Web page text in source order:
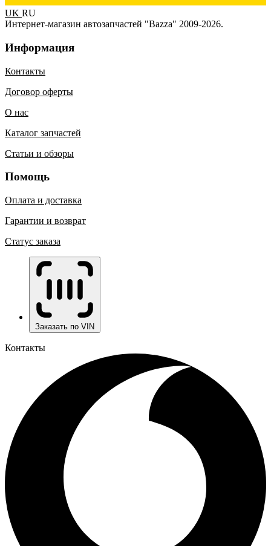
UK RU
Интернет-магазин автозапчастей "Bazza" 2009-2026.
Информация
Контакты
Договор оферты
О нас
Каталог запчастей
Статьи и обзоры
Помощь
Оплата и доставка
Гарантии и возврат
Статус заказа
Заказать по VIN
Контакты